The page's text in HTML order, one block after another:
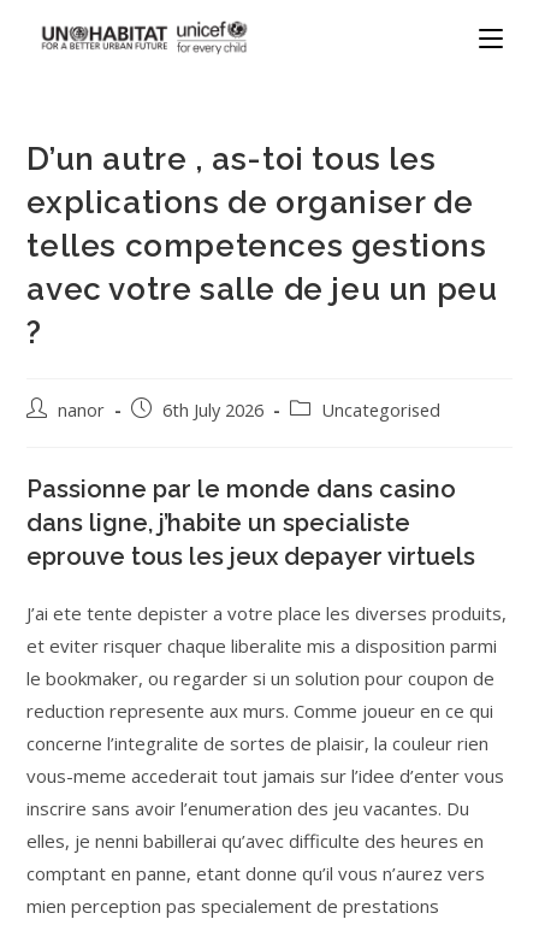
D’un autre , as-toi tous les
explications de organiser de
telles competences gestions
avec votre salle de jeu un peu
?
nanor 6th July 2026 Uncategorised
Passionne par le monde dans casino
dans ligne, j’habite un specialiste
eprouve tous les jeux depayer virtuels
J’ai ete tente depister a votre place les diverses produits,
et eviter risquer chaque liberalite mis a disposition parmi
le bookmaker, ou regarder si un solution pour coupon de
reduction represente aux murs. Comme joueur en ce qui
concerne l’integralite de sortes de plaisir, la couleur rien
vous-meme accederait tout jamais sur l’idee d’enter vous
inscrire sans avoir l’enumeration des jeu vacantes. Du
elles, je nenni babillerai qu’avec difficulte des heures en
comptant en panne, etant donne qu’il vous n’aurez vers
mien perception pas specialement de prestations